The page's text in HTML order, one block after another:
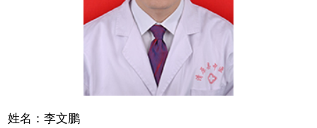
就医指南
在线视频
党建工作
姓名：李文鹏